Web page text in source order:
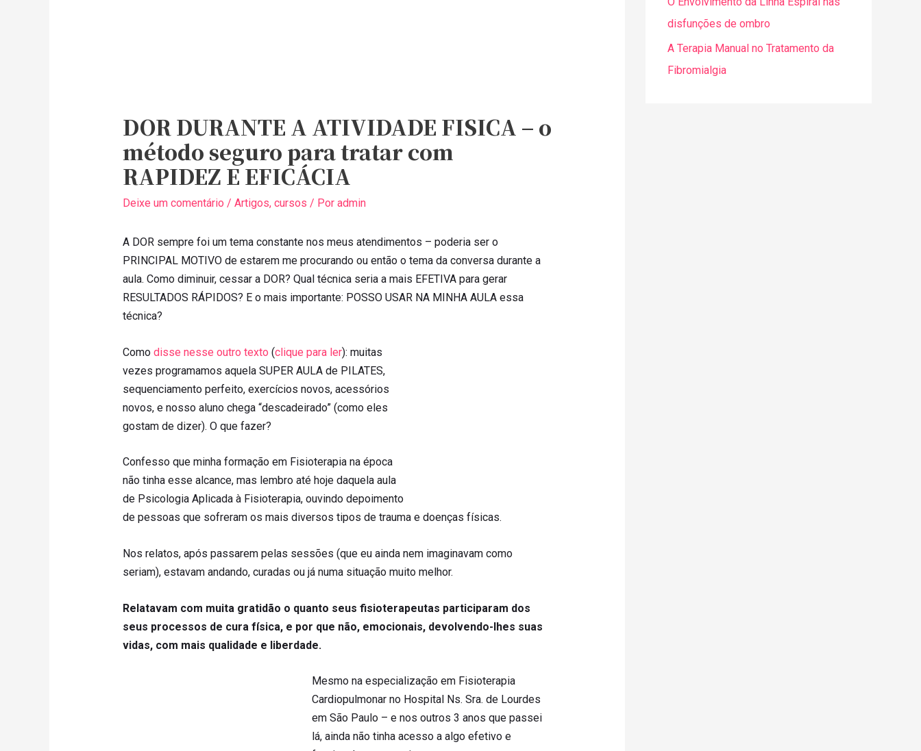
DOR DURANTE A ATIVIDADE FISICA – o
método seguro para tratar com
RAPIDEZ E EFICÁCIA
Deixe um comentário / Artigos, cursos / Por admin
A DOR sempre foi um tema constante nos meus atendimentos – poderia ser o
PRINCIPAL MOTIVO de estarem me procurando ou então o tema da conversa durante a
aula. Como diminuir, cessar a DOR? Qual técnica seria a mais EFETIVA para gerar
RESULTADOS RÁPIDOS? E o mais importante: POSSO USAR NA MINHA AULA essa
técnica?
Como disse nesse outro texto (clique para ler): muitas
vezes programamos aquela SUPER AULA de PILATES,
sequenciamento perfeito, exercícios novos, acessórios
novos, e nosso aluno chega “descadeirado” (como eles
gostam de dizer). O que fazer?
Confesso que minha formação em Fisioterapia na época
não tinha esse alcance, mas lembro até hoje daquela aula
de Psicologia Aplicada à Fisioterapia, ouvindo depoimento
de pessoas que sofreram os mais diversos tipos de trauma e doenças físicas.
Nos relatos, após passarem pelas sessões (que eu ainda nem imaginavam como
seriam), estavam andando, curadas ou já numa situação muito melhor.
Relatavam com muita gratidão o quanto seus fisioterapeutas participaram dos
seus processos de cura física, e por que não, emocionais, devolvendo-lhes suas
vidas, com mais qualidade e liberdade.
Mesmo na especialização em Fisioterapia
Cardiopulmonar no Hospital Ns. Sra. de Lourdes
em São Paulo – e nos outros 3 anos que passei
lá, ainda não tinha acesso a algo efetivo e
a
r
p
o
disfunções de ombro
A Terapia Manual no Tratamento da
Fibromialgia